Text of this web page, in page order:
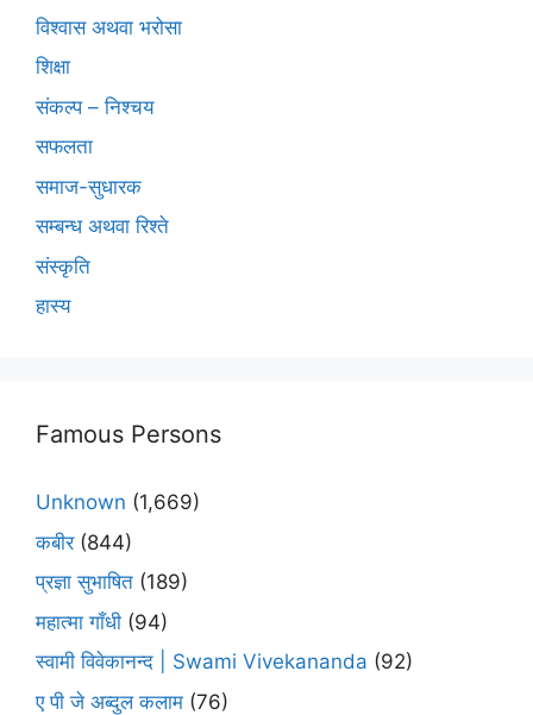
विश्वास अथवा भरोसा
शिक्षा
संकल्प – निश्चय
सफलता
समाज-सुधारक
सम्बन्ध अथवा रिश्ते
संस्कृति
हास्य
Famous Persons
Unknown (1,669)
कबीर(844)
प्रज्ञा सुभाषित (189)
महात्मा गाँधी (94)
स्वामी विवेकानन्द | Swami Vivekananda (92)
ए पी जे अब्दुल कलाम (76)